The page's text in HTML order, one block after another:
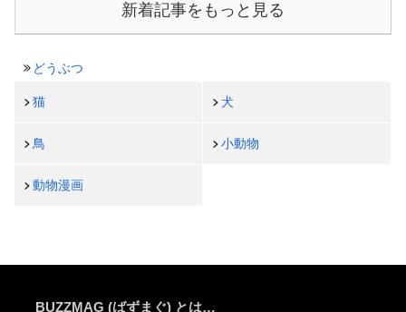
新着記事をもっと見る
どうぶつ
猫 犬
鳥 小動物
動物漫画
BUZZMAG (ばずまぐ) とは…